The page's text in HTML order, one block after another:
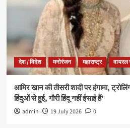
देश / विदेश मनोरंजन महाराष्ट्र वायरल
आमिर खान की तीसरी शादी पर हंगामा,
हिंदुओं से हुई, गौरी हिंदू नहीं ईसाई हैं’
admin 19 July 2026 0